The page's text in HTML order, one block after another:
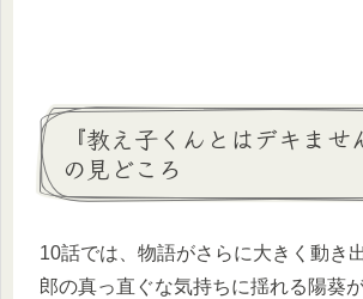
『教え子くんとはデキま
の見どころ
10話では、物語がさらに大きく動き
郎の真っ直ぐな気持ちに揺れる陽葵